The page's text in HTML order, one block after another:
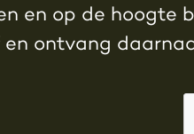
en op de hoogte
ontvang